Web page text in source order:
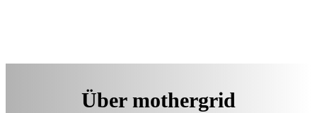
Über mothergrid